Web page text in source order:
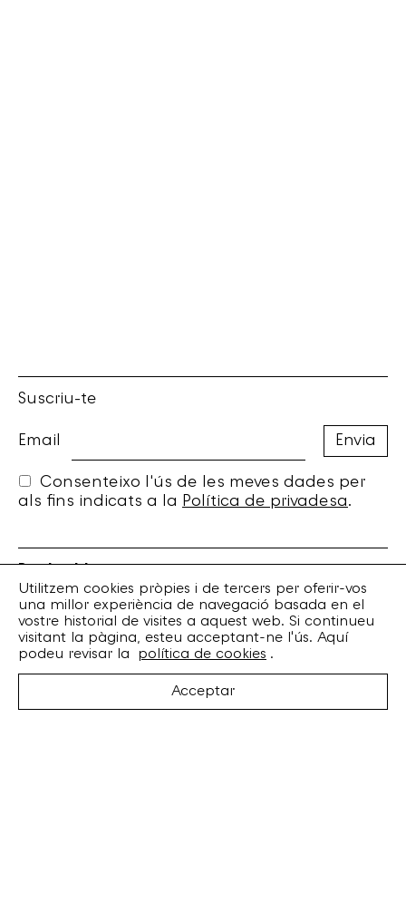
Suscriu-te
Email
Consenteixo l'ús de les meves dades per
als fins indicats a la Política de privadesa.
Torrent de l’Olla, 203 Local 1
08012 Barcelona
+34 932 070 164
bankrobber@bankrobber.net
Utilitzem cookies pròpies i de tercers per oferir-vos
una millor experiència de navegació basada en el
vostre historial de visites a aquest web. Si continueu
visitant la pàgina, esteu acceptant-ne l'ús. Aquí
podeu revisar la
política de cookies .
Acceptar